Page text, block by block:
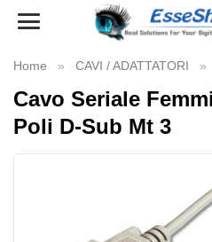
Toggle
Home CAVI / ADATTATORI
Cavo Seriale
Poli D-Sub Mt 3